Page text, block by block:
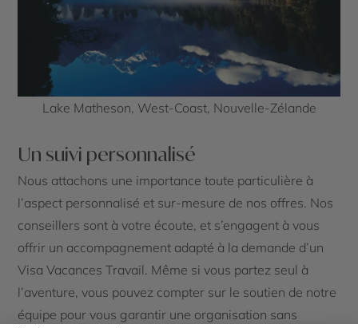
Lake Matheson, West-Coast, Nouvelle-Zélande
Un suivi personnalisé
Nous attachons une importance toute particulière à
l’aspect personnalisé et sur-mesure de nos offres. Nos
conseillers sont à votre écoute, et s’engagent à vous
offrir un accompagnement adapté à la demande d’un
Visa Vacances Travail. Même si vous partez seul à
l’aventure, vous pouvez compter sur le soutien de notre
équipe pour vous garantir une organisation sans